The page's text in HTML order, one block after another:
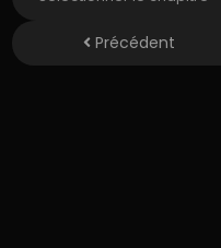
Précédent